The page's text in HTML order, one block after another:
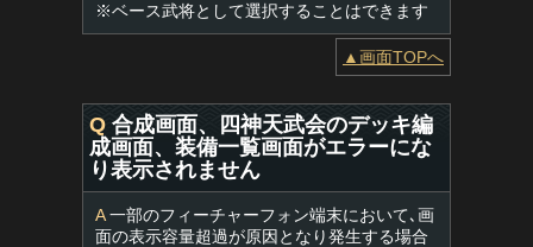
※ベース武将として選択することはできます
▲画面TOPへ
Q 合成画面、四神天武会のデッキ編
成画面、装備一覧画面がエラーにな
り表示されません
A一部のフィーチャーフォン端末において､画
面の表示容量超過が原因となり発生する場合